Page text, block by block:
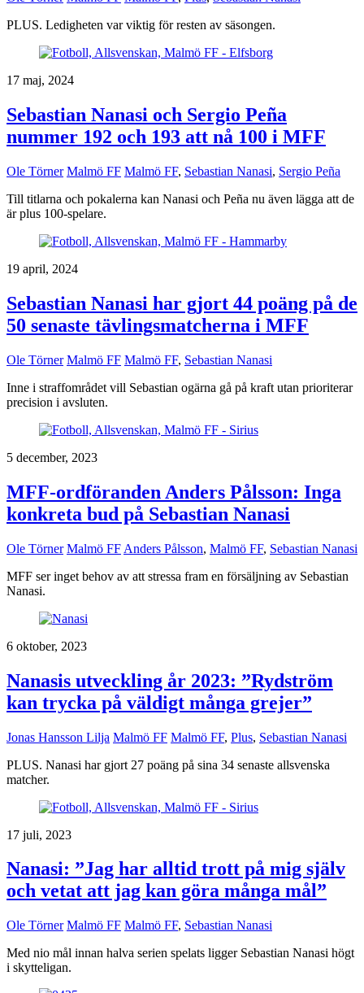
PLUS. Ledigheten var viktig för resten av säsongen.
17 maj, 2024
Sebastian Nanasi och Sergio Peña
nummer 192 och 193 att nå 100 i MFF
Ole Törner Malmö FF Malmö FF, Sebastian Nanasi, Sergio Peña
Till titlarna och pokalerna kan Nanasi och Peña nu även lägga att de
är plus 100-spelare.
19 april, 2024
Sebastian Nanasi har gjort 44 poäng på de
50 senaste tävlingsmatcherna i MFF
Ole Törner Malmö FF Malmö FF, Sebastian Nanasi
Inne i straffområdet vill Sebastian ogärna gå på kraft utan prioriterar
precision i avsluten.
5 december, 2023
MFF-ordföranden Anders Pålsson: Inga
konkreta bud på Sebastian Nanasi
Ole Törner Malmö FF Anders Pålsson, Malmö FF, Sebastian Nanasi
MFF ser inget behov av att stressa fram en försäljning av Sebastian
Nanasi.
6 oktober, 2023
Nanasis utveckling år 2023: ”Rydström
kan trycka på väldigt många grejer”
Jonas Hansson Lilja Malmö FF Malmö FF, Plus, Sebastian Nanasi
PLUS. Nanasi har gjort 27 poäng på sina 34 senaste allsvenska
matcher.
17 juli, 2023
Nanasi: ”Jag har alltid trott på mig själv
och vetat att jag kan göra många mål”
Ole Törner Malmö FF Malmö FF, Sebastian Nanasi
Med nio mål innan halva serien spelats ligger Sebastian Nanasi högt
i skytteligan.